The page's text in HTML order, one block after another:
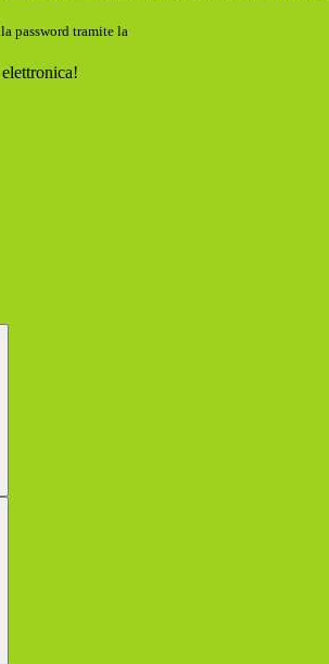
password tramite la